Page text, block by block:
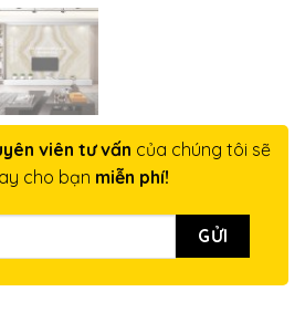
viên tư vấn của chúng tôi sẽ
cho bạn miễn phí!